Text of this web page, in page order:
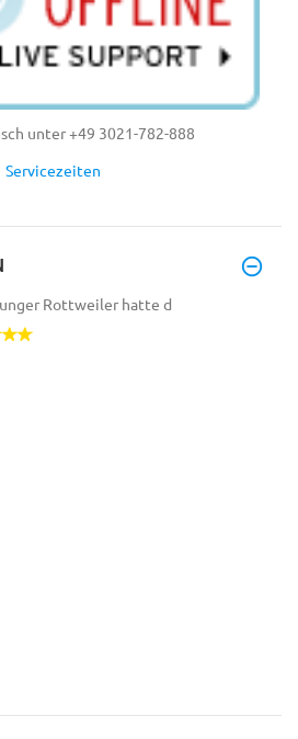
unter +49 3021-782-888
Servicezeiten
Rottweiler hatte d